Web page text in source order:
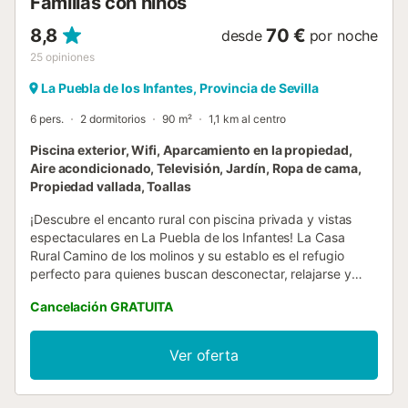
8,8
25 opiniones
desde 70 € por noche
La Puebla de los Infantes, Provincia de Sevilla
6 pers. 2 dormitorios 90 m² 1,1 km al centro
Piscina exterior, Wifi, Aparcamiento en la propiedad,
Aire acondicionado, Televisión, Jardín, Ropa de cama,
Propiedad vallada, Toallas
¡Descubre el encanto rural con piscina privada y vistas
espectaculares en La Puebla de los Infantes! La Casa
Rural Camino de los molinos y su establo es el refugio
perfecto para quienes buscan desconectar, relajarse y
encantadora casa o chalet ofrece un ambiente acogedor
con una espectacular piscina de temporada al aire libre y
hermosas vistas al jardín, ideales para desconectar del día
a día. El alojamiento cuenta con una piscina privada
exclusiva para los huéspedes, un amplio y cuidado jardín,
Cancelación GRATUITA
Ver oferta